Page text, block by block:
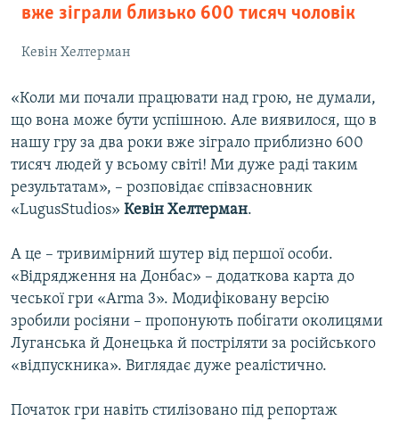
вже зіграли близько 600 тисяч чоловік
Кевін Хелтерман
«Коли ми почали працювати над грою, не думали,
що вона може бути успішною. Але виявилося, що в
нашу гру за два роки вже зіграло приблизно 600
тисяч людей у всьому світі! Ми дуже раді таким
результатам», – розповідає співзасновник
«LugusStudios» Кевін Хелтерман.
А це – тривимірний шутер від першої особи.
«Відрядження на Донбас» – додаткова карта до
чеської гри «Arma 3». Модифіковану версію
зробили росіяни – пропонують побігати околицями
Луганська й Донецька й постріляти за російського
«відпускника». Виглядає дуже реалістично.
Початок гри навіть стилізовано під репортаж